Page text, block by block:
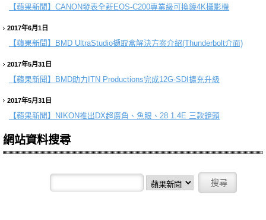
【蘋果新聞】 CANON發表全新EOS-C200專業級可換鏡4K攝影機
2017年6月1日
【蘋果新聞】 BMD UltraStudio擷取盒解決方案介紹(Thunderbolt介面)
2017年5月31日
【蘋果新聞】 BMD助力ITN Productions完成12G‑SDI擴充升級
2017年5月31日
【蘋果新聞】 NIKON推出DX超廣角、魚眼、28 1.4E 三款鏡頭
網站資料搜尋